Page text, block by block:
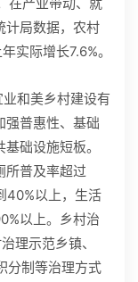
在产业带动、就
计局数据，农村
实际增长7.6%。
和美乡村建设有
强普惠性、基础
础设施短板。
所普及率超过
40%以上，生活
以上。乡村治
理示范乡镇、
分制等治理方式